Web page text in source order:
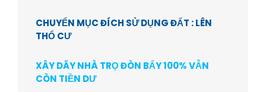
CHUYỂN MỤC ĐÍCH SỬ DỤNG ĐẤT : LÊN
THỔ CƯ
XÂY DÃY NHÀ TRỌ ĐÒN BẨY 100% VẪN
CÒN TIỀN DƯ